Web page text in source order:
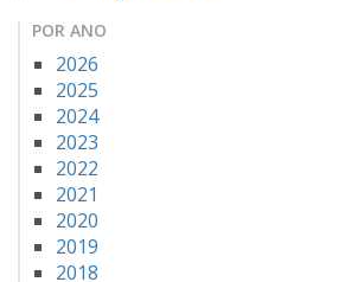
POR ANO
2026
2025
2024
2023
2022
2021
2020
2019
2018